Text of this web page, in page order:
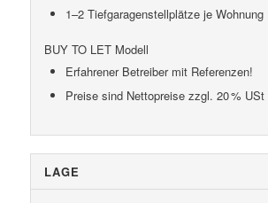
1–2 Tiefgaragenstellplätze je Wohnung
BUY TO LET Modell
Erfahrener Betreiber mit Referenzen!
Preise sind Nettopreise zzgl. 20 % USt
LAGE